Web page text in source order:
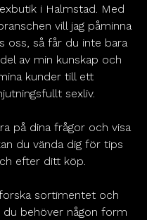
i Halmstad. Med
vill jag påminna
oss, så får du inte bara
av min kunskap och
kunder till ett
sexliv.
på dina frågor och visa
du vända dig för tips
efter ditt köp.
sortimentet och
behöver någon form